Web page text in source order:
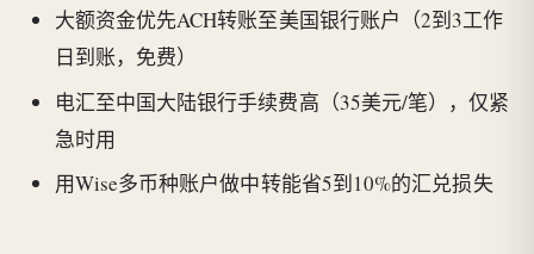
大额资金优先ACH转账至美国银行账户（2到3工作
日到账，免费）
电汇至中国大陆银行手续费高（35美元/笔），仅紧
急时用
用Wise多币种账户做中转能省5到10%的汇兑损失